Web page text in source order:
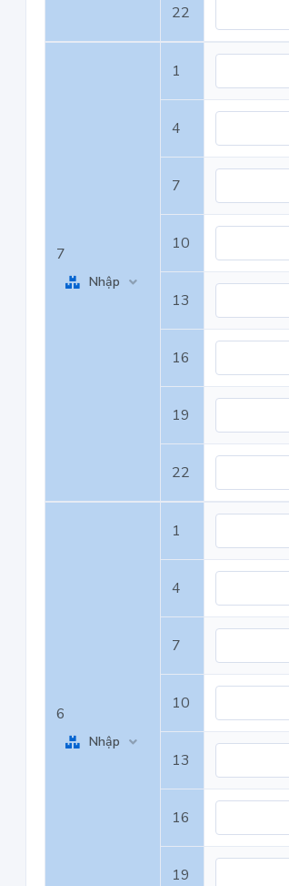
22
7
Nhập
1
4
7
10
13
16
19
22
6
Nhập
1
4
7
10
13
16
19